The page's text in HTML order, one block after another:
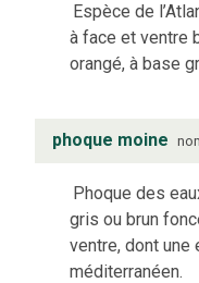
Espèce de
à face et ventre
orangé, à base
phoque moine
Phoque des
gris ou brun
ventre, dont
méditerranéen.